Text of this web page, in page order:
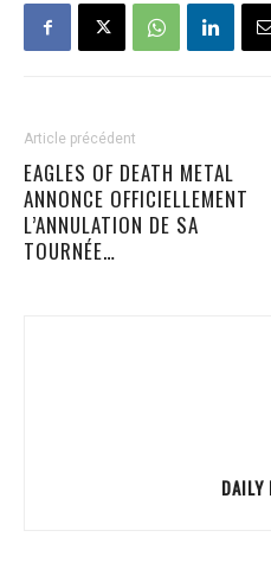
Article précédent
EAGLES OF DEATH METAL
ANNONCE OFFICIELLEMENT
L’ANNULATION DE SA
TOURNÉE…
DAILY